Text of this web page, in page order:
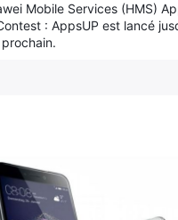
Mobile Services (HMS)
: AppsUP est lancé